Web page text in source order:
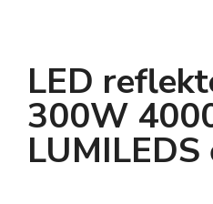
LED
300W
LUMILEDS